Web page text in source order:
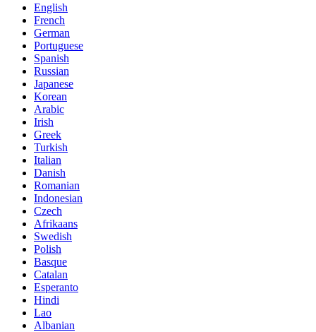
English
French
German
Portuguese
Spanish
Russian
Japanese
Korean
Arabic
Irish
Greek
Turkish
Italian
Danish
Romanian
Indonesian
Czech
Afrikaans
Swedish
Polish
Basque
Catalan
Esperanto
Hindi
Lao
Albanian